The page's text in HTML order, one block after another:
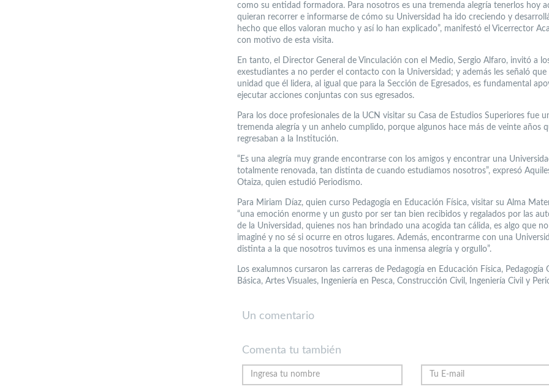
como su entidad formadora. Para nosotros es una tremenda alegría tenerlos hoy
quieran recorrer e informarse de cómo su Universidad ha ido creciendo y
hecho que ellos valoran mucho y así lo han explicado”, manifestó el Vicerrector
con motivo de esta visita.
En tanto, el Director General de Vinculación con el Medio, Sergio Alfaro, invitó a
exestudiantes a no perder el contacto con la Universidad; y además les señaló que
unidad que él lidera, al igual que para la Sección de Egresados, es fundamental
ejecutar acciones conjuntas con sus egresados.
Para los doce profesionales de la UCN visitar su Casa de Estudios Superiores fue
tremenda alegría y un anhelo cumplido, porque algunos hace más de veinte años
regresaban a la Institución.
“Es una alegría muy grande encontrarse con los amigos y encontrar una
totalmente renovada, tan distinta de cuando estudiamos nosotros”, expresó
Otaiza, quien estudió Periodismo.
Para Miriam Díaz, quien curso Pedagogía en Educación Física, visitar su Alma
“una emoción enorme y un gusto por ser tan bien recibidos y regalados por las
de la Universidad, quienes nos han brindado una acogida tan cálida, es algo que
imaginé y no sé si ocurre en otros lugares. Además, encontrarme con una
distinta a la que nosotros tuvimos es una inmensa alegría y orgullo”.
Los exalumnos cursaron las carreras de Pedagogía en Educación Física, Pedagogía
Básica, Artes Visuales, Ingeniería en Pesca, Construcción Civil, Ingeniería Civil y
Un comentario
Comenta tu también